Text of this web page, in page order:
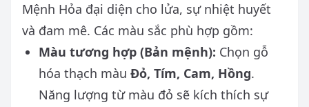
Mệnh Hỏa đại diện cho lửa, sự nhiệt huyết
và đam mê. Các màu sắc phù hợp gồm:
Màu tương hợp (Bản mệnh): Chọn gỗ
hóa thạch màu Đỏ, Tím, Cam, Hồng.
Năng lượng từ màu đỏ sẽ kích thích sự